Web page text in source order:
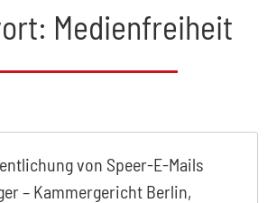
Medienfreiheit
von Speer-E-Mails
– Kammergericht Berlin,